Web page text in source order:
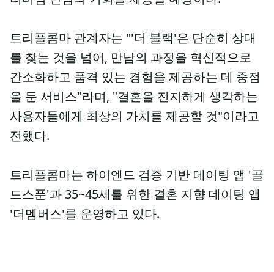
트리플콤마 관계자는 "'더 블랙'은 단순히 상대
를 찾는 것을 넘어, 만남의 과정을 혁신적으로
간소화하고 품격 있는 경험을 제공하는 데 중점
을 둔 서비스"라며, "결혼을 진지하게 생각하는
사용자들에게 최상의 가치를 제공할 것"이라고
전했다.
트리플콤마는 하이엔드 검증 기반 데이팅 앱 '골
드스푼'과 35~45세를 위한 결혼 지향 데이팅 앱
'더멤버스'를 운영하고 있다.